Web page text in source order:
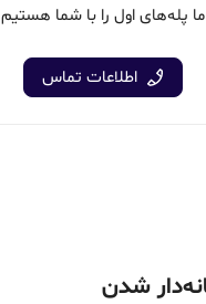
ما پله‌های اول را با شما هستیم
اطلاعات تماس